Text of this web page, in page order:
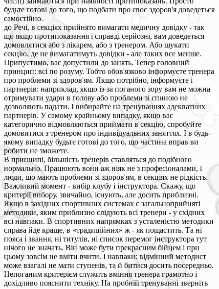
будьте готові до того, що подбати про своє здоров'я доведеться
самостійно.
до Речі, в секціях прийнято вимагати медичну довідку - так
що якщо протипоказання і справді серйозні, вам доведеться
домовлятися або з лікарем, або з тренером. Або шукати
секцію, де не вимагатимуть довідки - але таких все менше.
Припустимо, вас допустили до занять. Тепер головний
принцип: всі по розуму. Тобто обов'язково інформуєте тренера
про проблеми зі здоров'ям. Якщо потрібно, інформуєте і
партнерів: наприклад, якщо із-за поганого зору вам не можна
отримувати удари в голову або проблеми зі спиною не
дозволяють падати. І вибирайте на тренуваннях адекватних
партнерів. У самому крайньому випадку, якщо вас
категорично відмовляються приймати в секцію, спробуйте
домовитися з тренером про індивідуальних заняттях. І в будь-
якому випадку будьте готові до того, що частина вправ ви
робити не зможете.
В принципі, більшість тренерів ставляться до подібного
нормально. Працюють вони аж ніяк не з професіоналами, і
люди, що мають проблеми зі здоров'ям, в секціях не рідкість.
Важливий момент - вибір клубу і інструктора. Скажу, що
критерії вибору, звичайно, існують, але досить приблизні.
Якщо в західних спортивних системах є загальноприйняті
методики, яким приблизно слідують всі тренери - у східних
всі навпаки. В спортивних напрямках з усталеністю методики
справа йде краще, в «традиційних» ж - як пощастить. Та ні
пояса і звання, ні титулів, ні список перемог інструктора тут
нічого не значать. Він може бути прекрасним бійцем і при
цьому зовсім не вміти вчити. І навпаки: відмінний методист
може взагалі не мати ступенів, та й битися досить посередньо.
Непоганим критерієм служить вміння тренера грамотно і
дохідливо пояснити техніку. На пробній тренуванні зверніть